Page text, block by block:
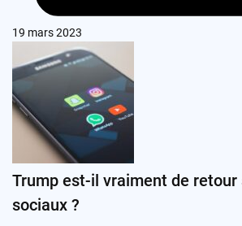
19 mars 2023
Trump est-il vraiment de retour
sociaux ?